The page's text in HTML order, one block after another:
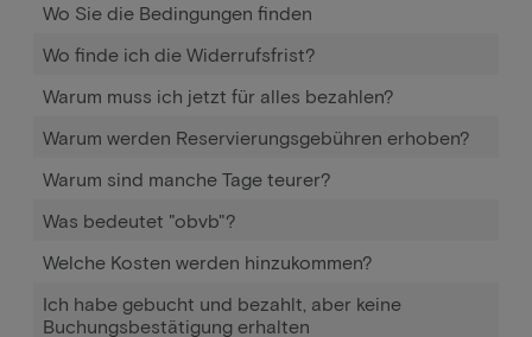
Wo Sie die Bedingungen finden
Wo finde ich die Widerrufsfrist?
Warum muss ich jetzt für alles bezahlen?
Warum werden Reservierungsgebühren erhoben?
Warum sind manche Tage teurer?
Was bedeutet "obvb"?
Welche Kosten werden hinzukommen?
Ich habe gebucht und bezahlt, aber keine
Buchungsbestätigung erhalten